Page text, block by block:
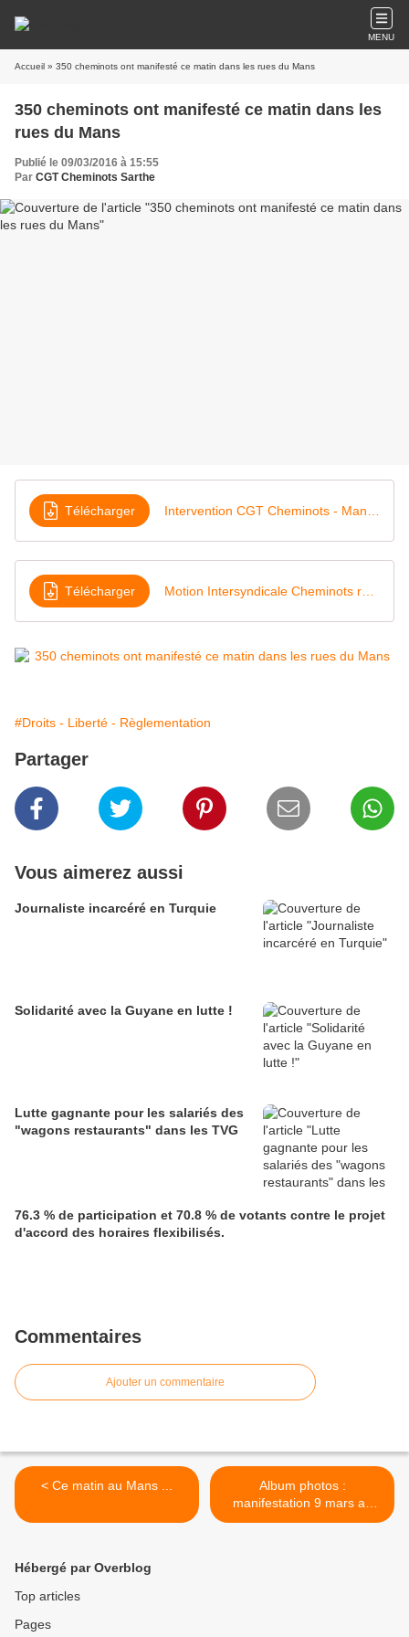
MENU
Accueil » 350 cheminots ont manifesté ce matin dans les rues du Mans
350 cheminots ont manifesté ce matin dans les
rues du Mans
Publié le 09/03/2016 à 15:55
Par CGT Cheminots Sarthe
Télécharger
Télécharger
#Droits - Liberté - Règlementation
Partager
Vous aimerez aussi
Journaliste incarcéré en Turquie
Solidarité avec la Guyane en lutte !
Lutte gagnante pour les salariés des
"wagons restaurants" dans les TVG
76.3 % de participation et 70.8 % de votants contre le projet
d'accord des horaires flexibilisés.
Commentaires
Ajouter un commentaire
< Ce matin au Mans ...
Album photos :
manifestation 9 mars au
Mans >
Hébergé par Overblog
Top articles
Pages